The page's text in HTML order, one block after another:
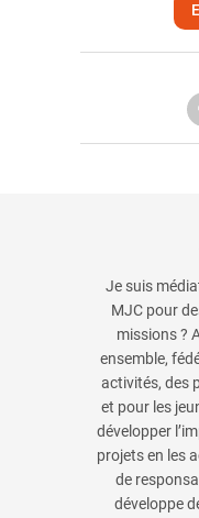
Je suis
MJC pour
missions ?
ensemble,
activités, des
et pour les
développer
projets en les
de
développe